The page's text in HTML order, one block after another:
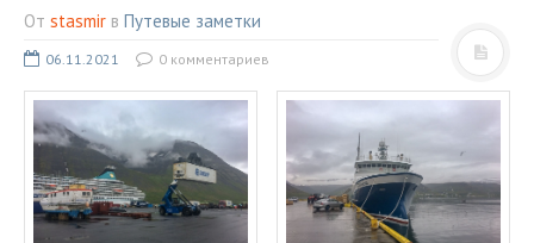
ЧИТАЙТЕ
СМОТРИТЕ
НАШИ УСЛУГИ
ТУРЫ В ИСЛАНДИЮ
ЗАКАЖИТЕ ТУР
ОТЗЫВЫ
От stasmir в Путевые заметки
06.11.2021 0 комментариев